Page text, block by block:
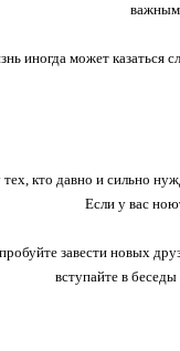
важным
иногда может казаться
тех, кто давно и сильно
Если у вас
завести новых
вступайте в